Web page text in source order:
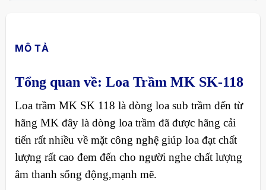
MÔ TẢ
Tổng quan về: Loa Trầm MK SK-118
Loa trầm MK SK 118 là dòng loa sub trầm đến từ
hãng MK đây là dòng loa trầm đã được hãng cải
tiến rất nhiều về mặt công nghệ giúp loa đạt chất
lượng rất cao đem đến cho người nghe chất lượng
âm thanh sống động,mạnh mẽ.